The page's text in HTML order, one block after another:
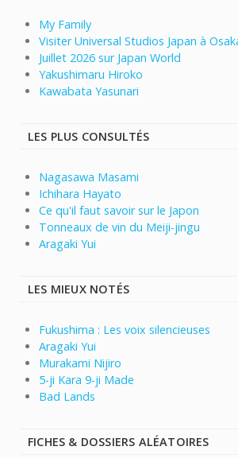
My Family
Visiter Universal Studios Japan à
Juillet 2026 sur Japan World
Yakushimaru Hiroko
Kawabata Yasunari
LES PLUS CONSULTÉS
Nagasawa Masami
Ichihara Hayato
Ce qu'il faut savoir sur le Japon
Tonneaux de vin du Meiji-jingu
Aragaki Yui
LES MIEUX NOTÉS
Fukushima : Les voix silencieuses
Aragaki Yui
Murakami Nijiro
5-ji Kara 9-ji Made
Bad Lands
FICHES & DOSSIERS ALÉATOIRES